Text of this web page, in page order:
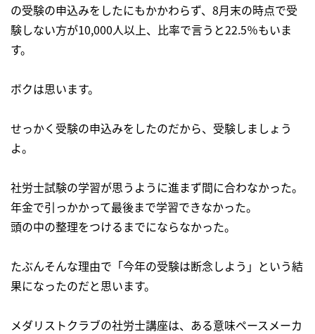
の受験の申込みをしたにもかかわらず、8月末の時点で受
験しない方が10,000人以上、比率で言うと22.5％もいま
す。
ボクは思います。
せっかく受験の申込みをしたのだから、受験しましょう
よ。
社労士試験の学習が思うように進まず間に合わなかった。
年金で引っかかって最後まで学習できなかった。
頭の中の整理をつけるまでにならなかった。
たぶんそんな理由で「今年の受験は断念しよう」という結
果になったのだと思います。
メダリストクラブの社労士講座は、ある意味ペースメーカ